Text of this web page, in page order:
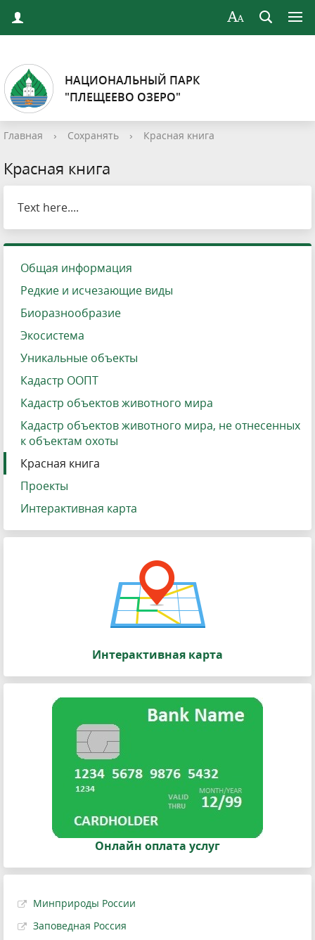
НАЦИОНАЛЬНЫЙ ПАРК
"ПЛЕЩЕЕВО ОЗЕРО"
Главная › Сохранять › Красная книга
Красная книга
Text here....
Общая информация
Редкие и исчезающие виды
Биоразнообразие
Экосистема
Уникальные объекты
Кадастр ООПТ
Кадастр объектов животного мира
Кадастр объектов животного мира, не отнесенных
к объектам охоты
Красная книга
Проекты
Интерактивная карта
Интерактивная карта
Онлайн оплата услуг
Минприроды России
Заповедная Россия